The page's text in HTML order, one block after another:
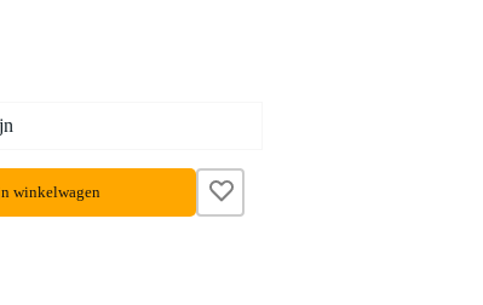
winkelwagen